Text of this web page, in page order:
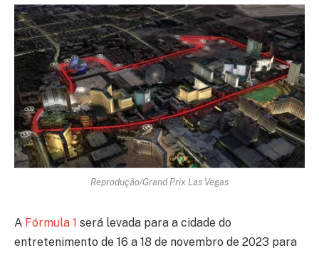
Reprodução/Grand Prix Las Vegas
A Fórmula 1 será levada para a cidade do
entretenimento de 16 a 18 de novembro de 2023 para